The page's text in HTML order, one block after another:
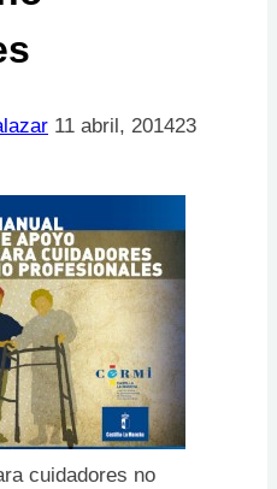
11 abril, 201423
cuidadores no